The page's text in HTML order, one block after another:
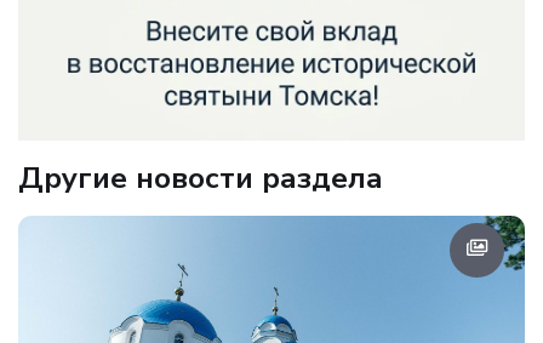
Другие новости раздела